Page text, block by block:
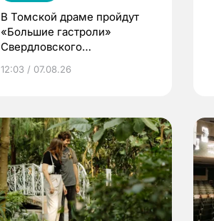
В Томской драме пройдут
«Большие гастроли»
Свердловского
драмы
12:03 / 07.08.26